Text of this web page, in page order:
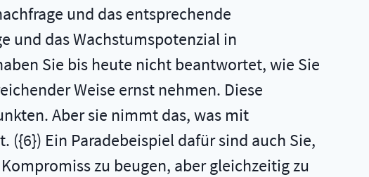
und das entsprechende
und das Wachstumspotenzial in
Sie bis heute nicht beantwortet, wie Sie
Weise ernst nehmen. Diese
Aber sie nimmt das, was mit
Ein Paradebeispiel dafür sind auch Sie,
zu beugen, aber gleichzeitig zu